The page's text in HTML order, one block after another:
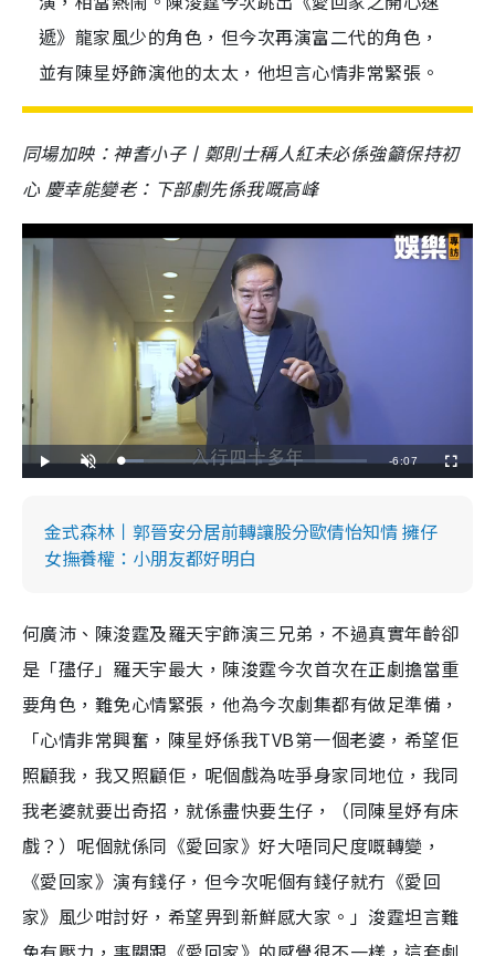
遞》龍家風少的角色，但今次再演富二代的角色，
並有陳星妤飾演他的太太，他坦言心情非常緊張。
同場加映：神耆小子丨鄭則士稱人紅未必係強籲保持初
心 慶幸能變老：下部劇先係我嘅高峰
P
l
U
n
L
o
:
8
.
8
R
m
n
i
-6:07
F
u
r
e
金式森林丨郭晉安分居前轉讓股分歐倩怡知情 擁仔
女撫養權：小朋友都好明白
何廣沛、陳浚霆及羅天宇飾演三兄弟，不過真實年齡卻
是「孻仔」羅天宇最大，陳浚霆今次首次在正劇擔當重
要角色，難免心情緊張，他為今次劇集都有做足準備，
「心情非常興奮，陳星妤係我TVB第一個老婆，希望佢
照顧我，我又照顧佢，呢個戲為咗爭身家同地位，我同
我老婆就要出奇招，就係盡快要生仔，（同陳星妤有床
戲？）呢個就係同《愛回家》好大唔同尺度嘅轉變，
《愛回家》演有錢仔，但今次呢個有錢仔就冇《愛回
家》風少咁討好，希望畀到新鮮感大家。」浚霆坦言難